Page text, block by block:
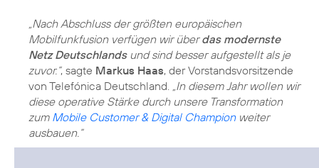
„Nach Abschluss der größten europäischen
Mobilfunkfusion verfügen wir überdas modernste
Netz Deutschlandsund sind besser aufgestellt als je
zuvor.“, sagte Markus Haas, der Vorstandsvorsitzende
von Telefónica Deutschland.
„In diesem Jahr wollen wir
diese operative Stärke durch unsere Transformation
zum Mobile Customer & Digital Championweiter
ausbauen.“